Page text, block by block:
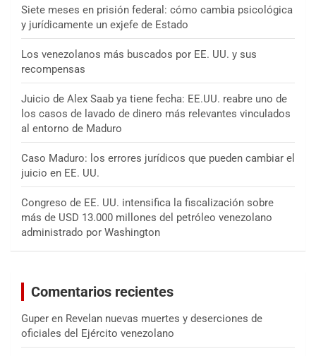
Siete meses en prisión federal: cómo cambia psicológica
y jurídicamente un exjefe de Estado
Los venezolanos más buscados por EE. UU. y sus
recompensas
Juicio de Alex Saab ya tiene fecha: EE.UU. reabre uno de
los casos de lavado de dinero más relevantes vinculados
al entorno de Maduro
Caso Maduro: los errores jurídicos que pueden cambiar el
juicio en EE. UU.
Congreso de EE. UU. intensifica la fiscalización sobre
más de USD 13.000 millones del petróleo venezolano
administrado por Washington
Comentarios recientes
Guper en Revelan nuevas muertes y deserciones de
oficiales del Ejército venezolano